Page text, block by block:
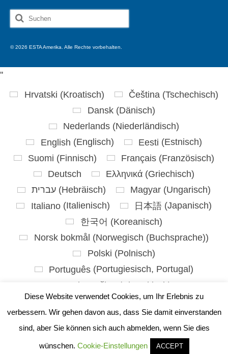
Suche
nach:
© 2026 ESTA Amerika. Alle Rechte vorbehalten.
Diese Website verwendet Cookies, um Ihr Erlebnis zu
verbessern. Wir gehen davon aus, dass Sie damit einverstanden
sind, aber Sie können sich auch abmelden, wenn Sie dies
wünschen. Cookie-Einstellungen ACCEPT
''
Hrvatski (Kroatisch) Čeština (Tschechisch)
Dansk(Dänisch)
Nederlands (Niederländisch)
English (Englisch) Eesti (Estnisch)
Suomi (Finnisch) Français (Französisch)
Deutsch
Ελληνικά (Griechisch)
עברית (Hebräisch) Magyar (Ungarisch)
Italiano(Italienisch) 日本語(Japanisch)
한국어 (Koreanisch)
Norsk bokmål (Norwegisch (Buchsprache))
Polski (Polnisch)
Português (Portugiesisch, Portugal)
Slovenčina
(Slowakisch )
Slovenščina(Slowenisch)
Español(Spanisch)
Svenska(Schwedisch)